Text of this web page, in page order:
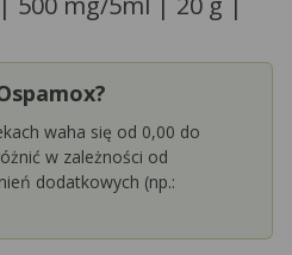
waha się od 0,00 do
w zależności od
dodatkowych (np.: